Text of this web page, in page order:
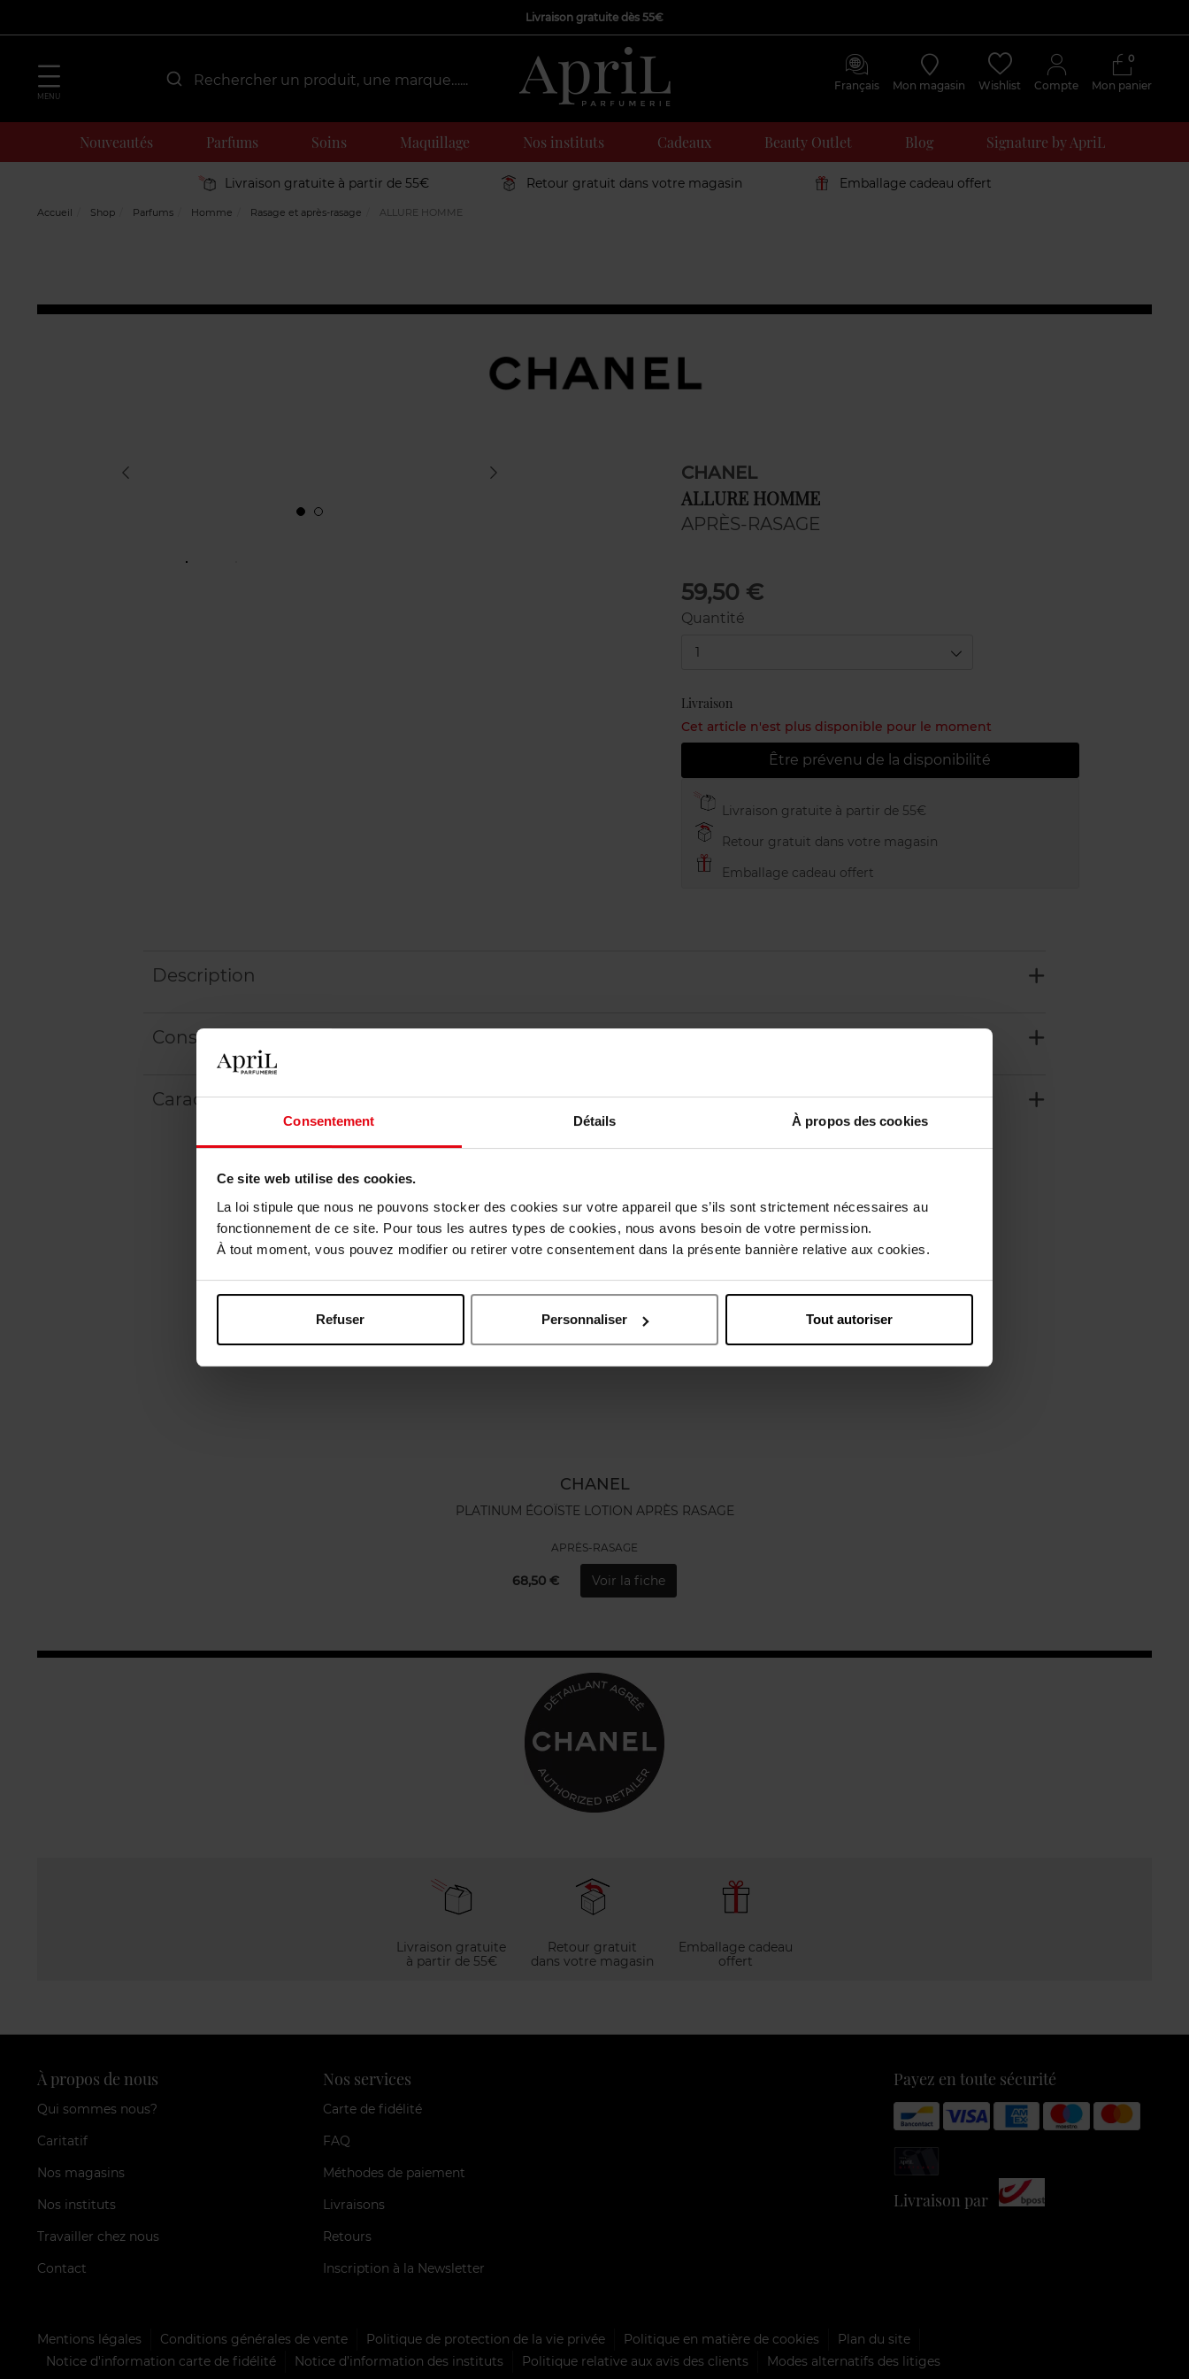
Consentement Détails À propos des cookies
Ce site web utilise des cookies.
La loi stipule que nous ne pouvons stocker des cookies sur votre appareil que s’ils sont strictement nécessaires au
fonctionnement de ce site. Pour tous les autres types de cookies, nous avons besoin de votre permission.
À tout moment, vous pouvez modifier ou retirer votre consentement dans la présente bannière relative aux cookies.
Refuser Personnaliser Tout autoriser
Livraison gratuite dès 55€
MENU
Français Mon magasin Wishlist Compte Mon panier
0
Nouveautés Parfums Soins Maquillage Nos instituts Cadeaux Beauty Outlet Blog Signature by ApriL
Livraison gratuite à partir de 55€ Retour gratuit dans votre magasin Emballage cadeau offert
Accueil Shop Parfums Homme Rasage et après-rasage ALLURE HOMME
CHANEL
ALLURE HOMME
APRÈS-RASAGE
59,50 €
Quantité
1
Livraison
Cet article n'est plus disponible pour le moment
Être prévenu de la disponibilité
Livraison gratuite à partir de 55€
Retour gratuit dans votre magasin
Emballage cadeau offert
Description
Conseil d'utilisation
Caractéristiques
CHANEL
PLATINUM ÉGOÏSTE LOTION APRÈS RASAGE
APRÈS-RASAGE
68,50 € Voir la fiche
Livraison gratuite
à partir de 55€
Retour gratuit
dans votre magasin
Emballage cadeau
offert
À propos de nous
Qui sommes nous?
Caritatif
Nos magasins
Nos instituts
Travailler chez nous
Contact
Nos services
Carte de fidélité
FAQ
Méthodes de paiement
Livraisons
Retours
Inscription à la Newsletter
Payez en toute sécurité
Livraison par
Mentions légales Conditions générales de vente Politique de protection de la vie privée Politique en matière de cookies
Plan du site
Notice d'information carte de fidélité
Notice d’information des instituts Politique relative aux avis des clients Modes alternatifs des litiges